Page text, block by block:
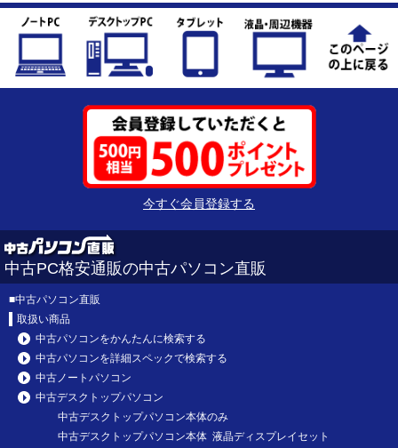
今すぐ会員登録する
中古PC格安通販の中古パソコン直販
■中古パソコン直販
取扱い商品
中古パソコンをかんたんに検索する
中古パソコンを詳細スペックで検索する
中古ノートパソコン
中古デスクトップパソコン
中古デスクトップパソコン本体のみ
中古デスクトップパソコン本体 液晶ディスプレイセット